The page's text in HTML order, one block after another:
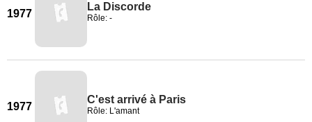
1977
La Discorde
Rôle: -
1977
C'est arrivé à Paris
Rôle: L'amant